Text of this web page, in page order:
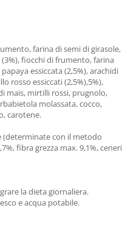
farina di semi di girasole,
fiocchi di frumento, farina
essiccata (2,5%), arachidi
rosso essiccati (2,5%),5%),
mais, mirtilli rossi, prugnolo,
molassata, cocco,
carotene.
(determinate con il metodo
fibra grezza max. 9,1%, ceneri
la dieta giornaliera.
e acqua potabile.